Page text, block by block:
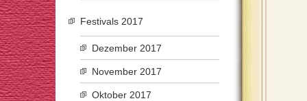
Festivals 2017
Dezember 2017
November 2017
Oktober 2017